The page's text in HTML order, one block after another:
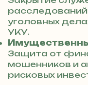
уголовных
УКУ.
Защита от
мошенников и
рисковых